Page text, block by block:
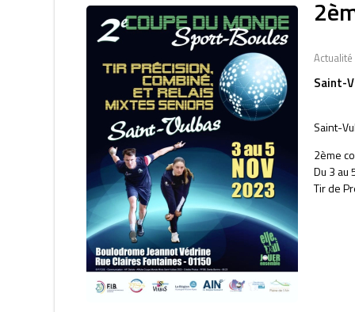
Saint-
Saint-
2ème
Du 3 au
Tir de